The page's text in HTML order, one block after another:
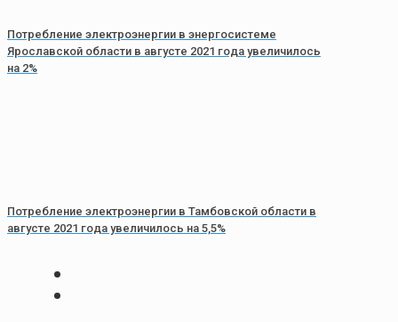
Потребление электроэнергии в энергосистеме
Ярославской области в августе 2021 года увеличилось
на 2%
Потребление электроэнергии в Тамбовской области в
августе 2021 года увеличилось на 5,5%